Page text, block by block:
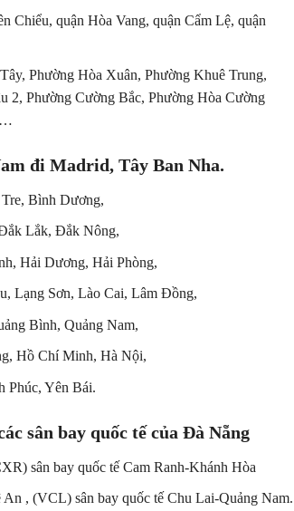
Chiểu, quận Hòa Vang, quận Cẩm Lệ, quận
Phường Hòa Xuân, Phường Khuê Trung,
2, Phường Cường Bắc, Phường Hòa Cường
đi Madrid, Tây Ban Nha.
Bình Dương,
Lắk, Đắk Nông,
Hải Dương, Hải Phòng,
Lạng Sơn, Lào Cai, Lâm Đồng,
Bình, Quảng Nam,
Hồ Chí Minh, Hà Nội,
Phúc, Yên Bái.
sân bay quốc tế của Đà Nẵng
sân bay quốc tế Cam Ranh-Khánh Hòa
, (VCL) sân bay quốc tế Chu Lai-Quảng Nam.